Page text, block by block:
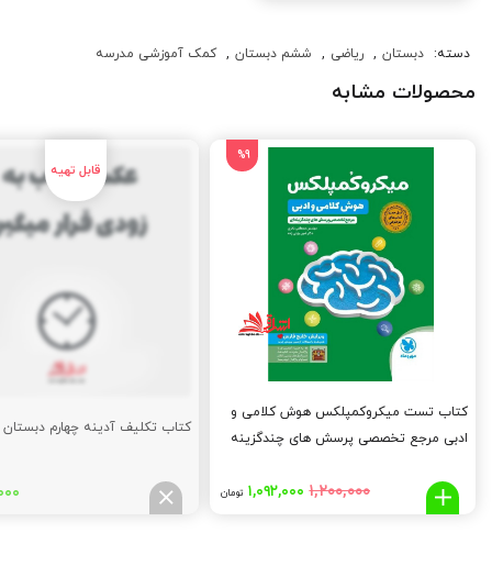
دسته: دبستان , ریاضی , ششم دبستان , کمک آموزشی مدرسه
محصولات مشابه
کتاب تست میکروکمپلکس هوش کلامی و
ادبی مرجع تخصصی پرسش های چندگزینه
۱,۲۰۰,۰۰۰ قیمت
۱,۰۹۲,۰۰۰ تومانقیمت
کتاب تکلیف آدینه چهارم دبستان